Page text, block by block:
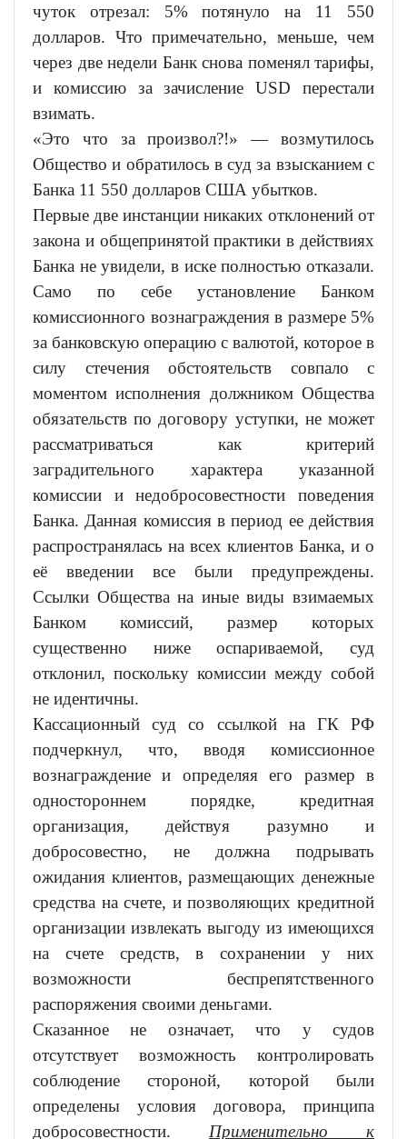
чуток отрезал: 5% потянуло на 11 550
долларов. Что примечательно, меньше, чем
через две недели Банк снова поменял тарифы,
и комиссию за зачисление USD перестали
взимать.
«Это что за произвол?!» — возмутилось
Общество и обратилось в суд за взысканием с
Банка 11 550 долларов США убытков.
Первые две инстанции никаких отклонений от
закона и общепринятой практики в действиях
Банка не увидели, в иске полностью отказали.
Само по себе установление Банком
комиссионного вознаграждения в размере 5%
за банковскую операцию с валютой, которое в
силу стечения обстоятельств совпало с
моментом исполнения должником Общества
обязательств по договору уступки, не может
рассматриваться как критерий
заградительного характера указанной
комиссии и недобросовестности поведения
Банка. Данная комиссия в период ее действия
распространялась на всех клиентов Банка, и о
её введении все были предупреждены.
Ссылки Общества на иные виды взимаемых
Банком комиссий, размер которых
существенно ниже оспариваемой, суд
отклонил, поскольку комиссии между собой
не идентичны.
Кассационный суд со ссылкой на ГК РФ
подчеркнул, что, вводя комиссионное
вознаграждение и определяя его размер в
одностороннем порядке, кредитная
организация, действуя разумно и
добросовестно, не должна подрывать
ожидания клиентов, размещающих денежные
средства на счете, и позволяющих кредитной
организации извлекать выгоду из имеющихся
на счете средств, в сохранении у них
возможности беспрепятственного
распоряжения своими деньгами.
Сказанное не означает, что у судов
отсутствует возможность контролировать
соблюдение стороной, которой были
определены условия договора, принципа
добросовестности. Применительно к